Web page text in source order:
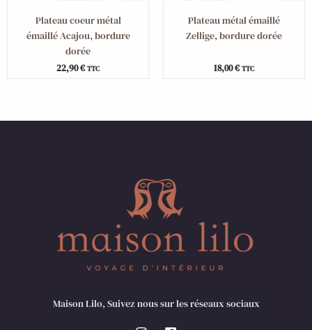
Plateau coeur métal
émaillé Acajou, bordure
dorée
22,90€ TTC
Plateau métal émaillé
Zellige, bordure dorée
18,00€ TTC
Maison Lilo, Suivez nous sur les réseaux sociaux